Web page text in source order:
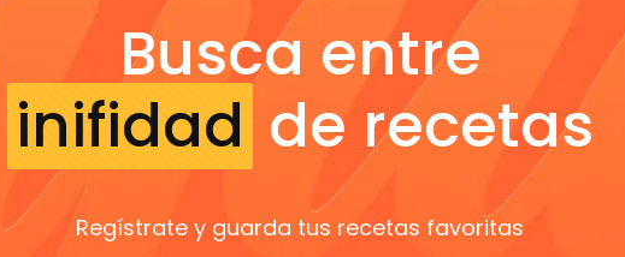
Busca entre
inifidad de recetas
Regístrate y guarda tus recetas favoritas